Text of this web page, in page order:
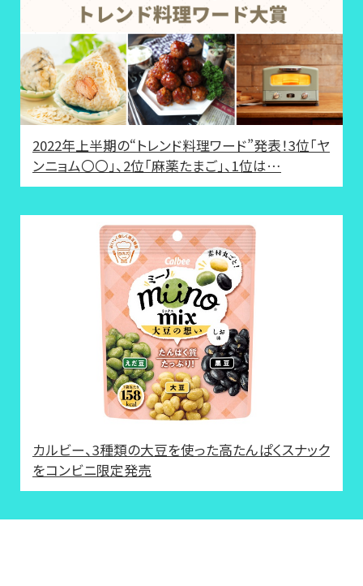
2022年上半期の“トレンド料理ワード”発表！3位「ヤ
ンニョム〇〇」、2位「麻薬たまご」、1位は…
カルビー、3種類の大豆を使った高たんぱくスナック
をコンビニ限定発売